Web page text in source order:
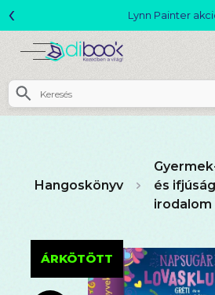
Megjelent! L. J. Shen: Legvadabb
‹
Hangoskönyv
és
irodalom
ÁRKÖTÖTT